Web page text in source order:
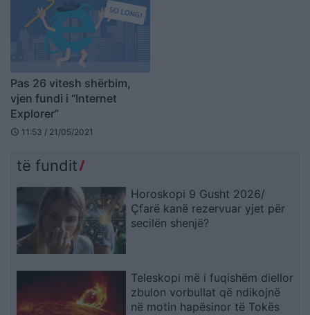
Pas 26 vitesh shërbim,
vjen fundi i “Internet
Explorer”
schedule 11:53 / 21/05/2021
të fundit
Horoskopi 9 Gusht 2026/
Çfarë kanë rezervuar yjet për
secilën shenjë?
Teleskopi më i fuqishëm diellor
zbulon vorbullat që ndikojnë
në motin hapësinor të Tokës